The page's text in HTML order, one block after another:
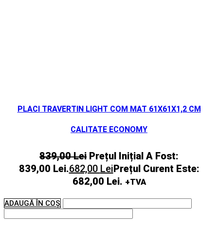
PLACI TRAVERTIN LIGHT COM MAT 61X61X1,2 CM
CALITATE ECONOMY
839,00Lei Prețul Inițial A Fost:
839,00 Lei.682,00 LeiPrețul Curent Este:
682,00 Lei. +TVA
ADAUGĂ ÎN COȘ